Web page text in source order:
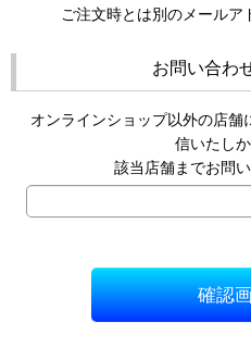
ご注文時とは別のメールア
お問い合わ
オンラインショップ以外の店舗
信いたしか
該当店舗までお問
確認